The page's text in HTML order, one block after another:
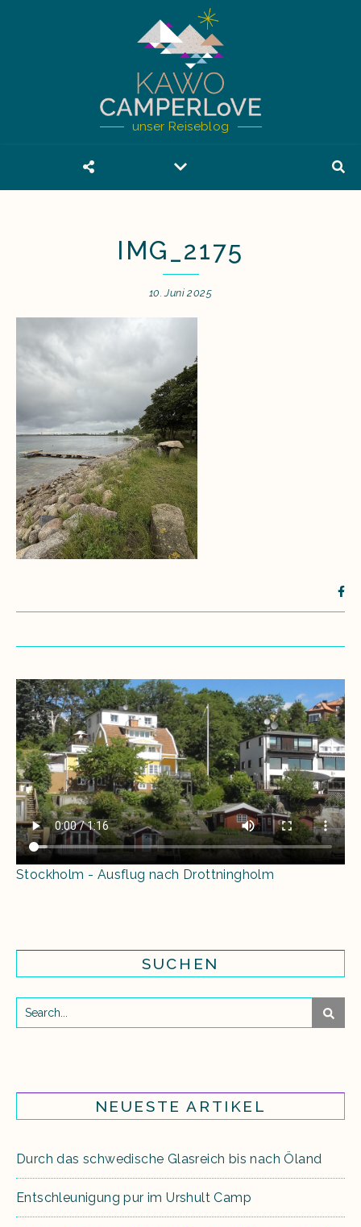
unser Reiseblog
IMG_2175
10. Juni 2025
Stockholm - Ausflug nach Drottningholm
SUCHEN
NEUESTE ARTIKEL
Durch das schwedische Glasreich bis nach Öland
Entschleunigung pur im Urshult Camp